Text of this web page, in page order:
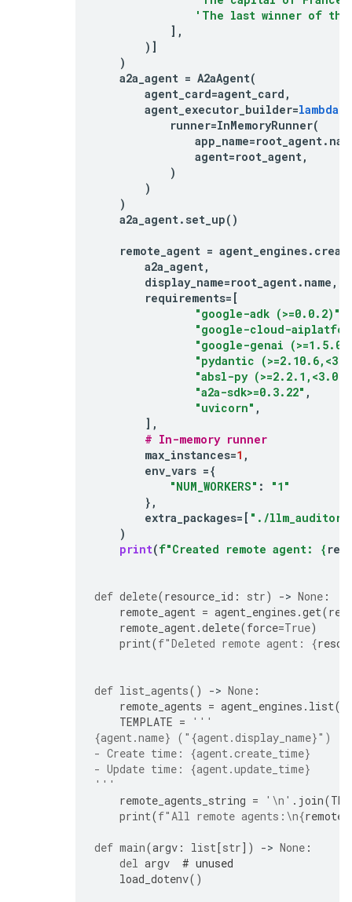
'The last winner of the
],
)]
)
a2a_agent = A2aAgent(
agent_card=agent_card ,
agent_executor_builder=lambda
runner=InMemoryRunner(
app_name=root_agent.
agent=root_agent,
)
)
)
a2a_agent. set_up()
remote_agent = agent_engines.
a2a_agent,
display_name=root_agent. name ,
requirements= [
"google-adk (>=0.0.2)"
"google-cloud-
"google-genai
"pydantic
"absl-py
"a2a-sdk>=0.3.22" ,
"uvicorn" ,
],
# In-memory runner
max_instances=1 ,
env_vars ={
"NUM_WORKERS" :
"1"
},
extra_packages= [ "./llm_auditor"
)
print(f"Created remote agent: {
def delete(resource_id : str) -> None :
remote_agent = agent_engines .get(
remote_agent.delete(force=True)
print(f"Deleted remote agent: {
def list_agents() -> None :
remote_agents = agent_engines . list()
TEMPLATE =
'''
{agent.name} (" {agent.display_name}")
- Create time: {agent.create_time}
- Update time: {agent.update_time}
'''
remote_agents_string = ' \n ' . join(
print(f"All remote agents: \n{
def main(argv : list [str]) -> None :
del argv
# unused
load_dotenv()